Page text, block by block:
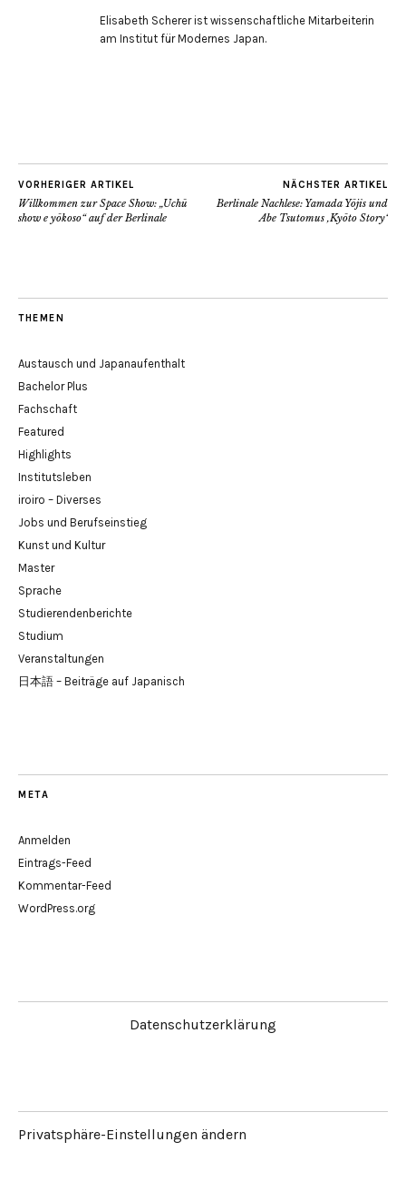
Elisabeth Scherer ist wissenschaftliche Mitarbeiterin
am Institut für Modernes Japan.
VORHERIGER ARTIKEL
Willkommen zur Space Show: „Uchū
show e yōkoso“ auf der Berlinale
NÄCHSTER ARTIKEL
Berlinale Nachlese: Yamada Yōjis und
Abe Tsutomus ‚Kyōto Story‘
THEMEN
Austausch und Japanaufenthalt
Bachelor Plus
Fachschaft
Featured
Highlights
Institutsleben
iroiro – Diverses
Jobs und Berufseinstieg
Kunst und Kultur
Master
Sprache
Studierendenberichte
Studium
Veranstaltungen
日本語 – Beiträge auf Japanisch
META
Anmelden
Eintrags-Feed
Kommentar-Feed
WordPress.org
Datenschutzerklärung
Privatsphäre-Einstellungen ändern